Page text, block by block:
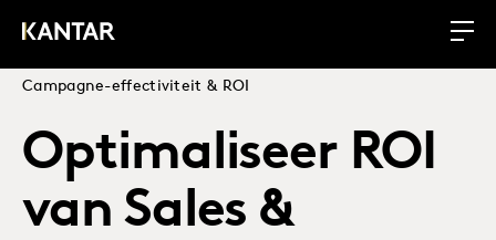
Campagne-effectiviteit & ROI
Optimaliseer ROI
van Sales &